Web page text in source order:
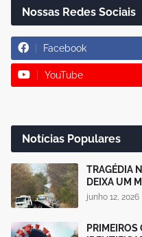
Nossas Redes Sociais
Facebook
YouTube
Notícias Populares
TRAGÉDIA
DEIXA UM
junho 12, 2026
PRIMEIROS